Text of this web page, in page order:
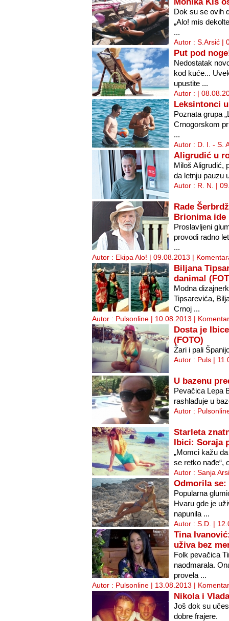
Dok su se ovih
„Alo! mis
...
Autor : S.Arsić |
Put pod
Nedostatak
kod kuće...
upustite ...
Autor : |
Leksintonci
Poznata grupa
Crnogorskom
...
Autor : D. I. - S.
Aligrudić u
Miloš Aligrudić,
da letnju pauzu
Autor : R. N. |
Rade
Brionima ide
Proslavljeni
provodi radno
...
Autor : Ekipa Alo! | 09.08.2013 |
Biljana
danima!
Modna
Tipsarevića,
Crnoj ...
Autor : Pulsonline | 10.08.2013 |
Dosta je
(FOTO)
Žari i pali
Autor : Puls |
U bazenu
Pevačica Lepa
rashlađuje u
Autor :
Starleta
Ibici: Soraja
„Momci kažu
se retko nađe“,
Autor : Sanja
Odmorila
Popularna
Hvaru gde je
napunila ...
Autor : S.D. |
Tina
uživa bez
Folk pevačica
naodmarala.
provela ...
Autor : Pulsonline | 13.08.2013 |
Nikola i
Još dok su
dobre frajere.